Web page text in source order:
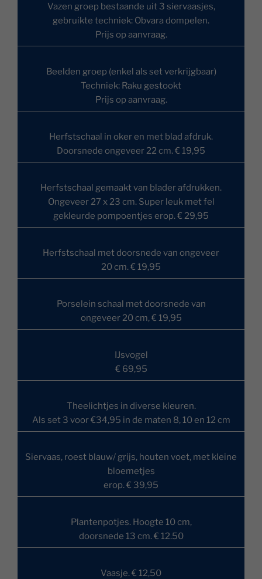
Vazen groep bestaande uit 3 siervaasjes,
gebruikte techniek: Obvara dompelen.
Prijs op aanvraag.
Beelden groep (enkel als set verkrijgbaar)
Techniek: Raku gestookt
Prijs op aanvraag.
Herfstschaal in oker en met blad afdruk.
Doorsnede ongeveer 22 cm. € 19,95
Herfstschaal gemaakt van blader afdrukken.
Ongeveer 27 x 23 cm. Super leuk met fel
gekleurde pompoentjes erop. € 29,95
Herfstschaal met doorsnede van ongeveer
20 cm. € 19,95
Porselein schaal met doorsnede van
ongeveer 20 cm, € 19,95
IJsvogel
€ 69,95
Theelichtjes in diverse kleuren.
Als set 3 voor €34,95 in de maten 8, 10 en 12 cm
Siervaas, roest blauw/ grijs, houten voet, met kleine
bloemetjes
erop. € 39,95
Plantenpotjes. Hoogte 10 cm,
doorsnede 13 cm. € 12.50
Vaasje. € 12,50